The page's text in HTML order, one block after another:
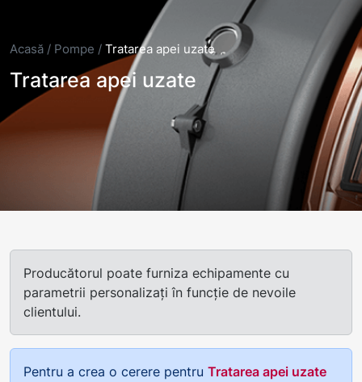
Acasă / Pompe / Tratarea apei uzate
Tratarea apei uzate
Producătorul poate furniza echipamente cu
parametrii personalizați în funcție de nevoile
clientului.
Pentru a crea o cerere pentru Tratarea apei uzate